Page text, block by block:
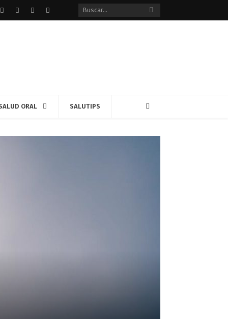
FacebookTwitter instagram
ORAL SALUTIPS